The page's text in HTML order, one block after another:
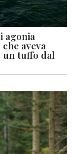
agonia
aveva
un tuffo dal